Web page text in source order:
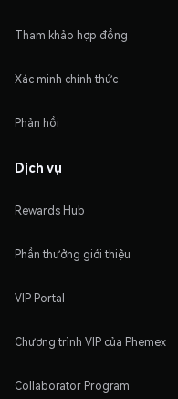
Tham khảo hợp đồng
Xác minh chính thức
Phản hồi
Dịch vụ
Rewards Hub
Phần thưởng giới thiệu
VIP Portal
Chương trình VIP của Phemex
Collaborator Program